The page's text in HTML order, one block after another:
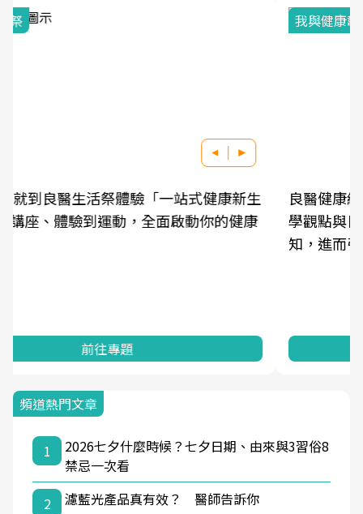
我與健康韌性的距離
良醫健康網從「換季的身體變化」出發，透過醫
學觀點與日常感受的對話，建立對亞健康的認
頻道熱門文章
1
2026七夕什麼時候？七夕日期、由來與3習俗8
禁忌一次看
2
濾藍光產品真有效？ 醫師告訴你